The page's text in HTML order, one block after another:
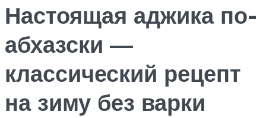
Настоящая аджика по-
абхазски —
классический рецепт
на зиму без варки